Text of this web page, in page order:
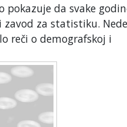
pokazuje da svake
zavod za statistiku.
reči o demografskoj i